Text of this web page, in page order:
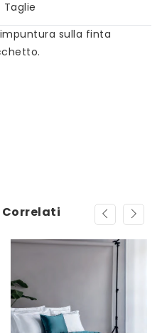
Taglie
sulla finta